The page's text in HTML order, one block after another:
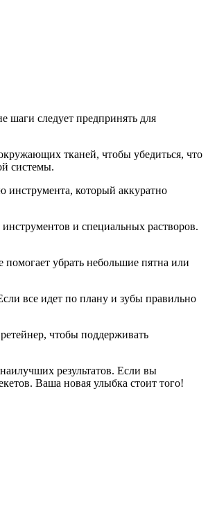
шаги следует предпринять для
тканей, чтобы убедиться, что
системы.
инструмента, который аккуратно
и специальных растворов.
помогает убрать небольшие пятна или
все идет по плану и зубы правильно
чтобы поддерживать
результатов. Если вы
Ваша новая улыбка стоит того!